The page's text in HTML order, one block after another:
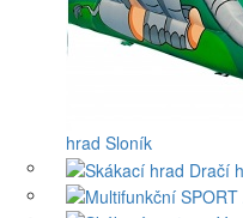
hrad Sloník